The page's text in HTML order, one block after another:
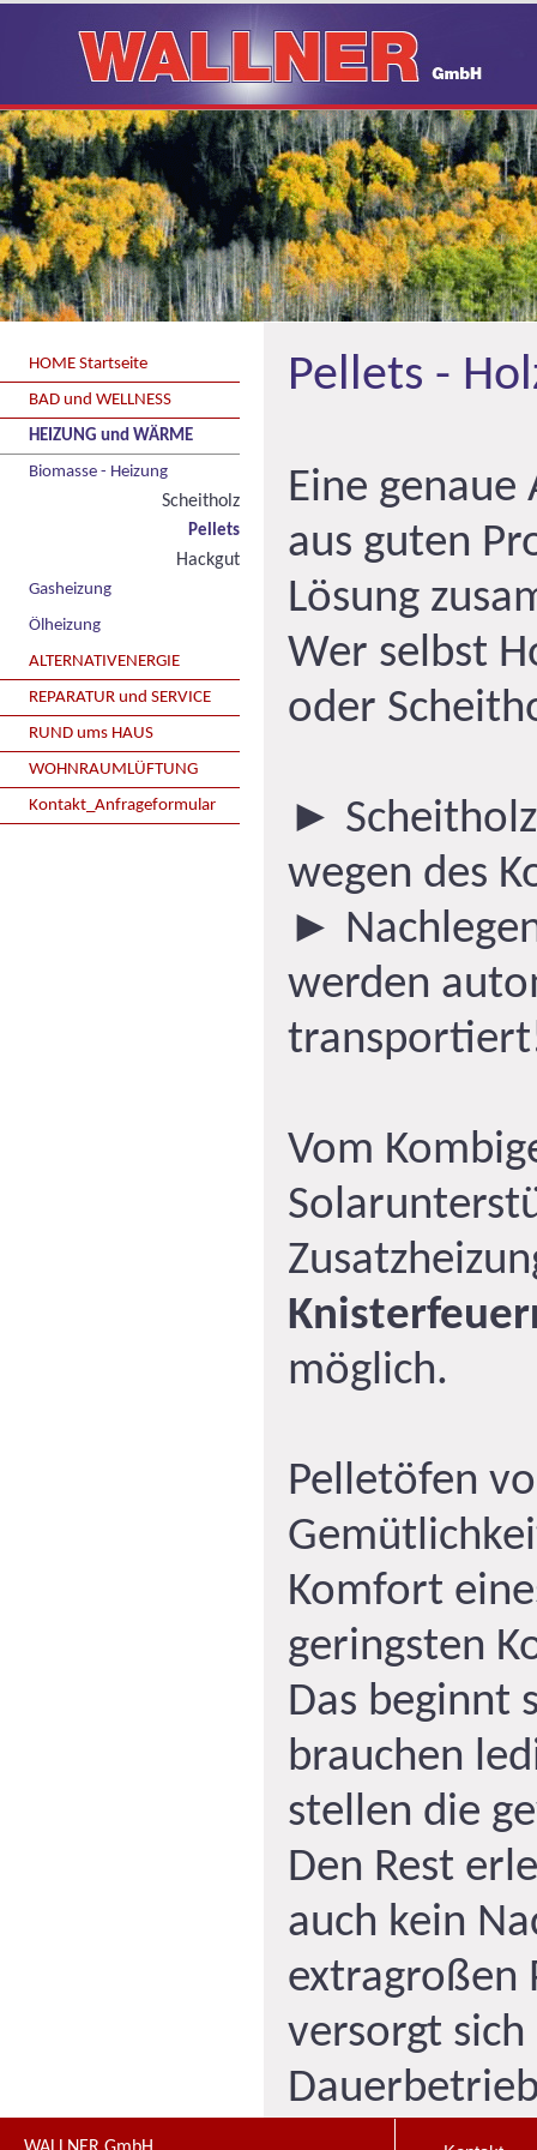
HOME Startseite
BAD und WELLNESS
HEIZUNG und WÄRME
Biomasse - Heizung
Scheitholz
Pellets
Hackgut
Gasheizung
Ölheizung
ALTERNATIVENERGIE
REPARATUR und SERVICE
RUND ums HAUS
WOHNRAUMLÜFTUNG
Kontakt_Anfrageformular
Pellets -
Eine genaue
aus guten
Lösung
Wer selbst
oder
►
wegen des
►
werden
Vom
möglich.
Pelletöfen
Komfort
geringsten
Das beginnt
brauchen
stellen die
Den Rest
auch kein
extragroßen
versorgt sich